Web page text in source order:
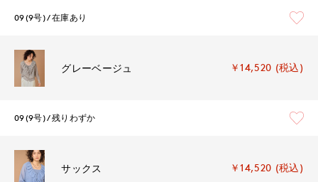
09(9号) 在庫あり
グレーベージュ ￥14,520 (税込)
09(9号) 残りわずか
サックス ￥14,520 (税込)